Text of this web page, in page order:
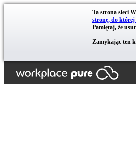
Ta strona sieci
stronę, do której
Pamiętaj, że
Zamykając ten